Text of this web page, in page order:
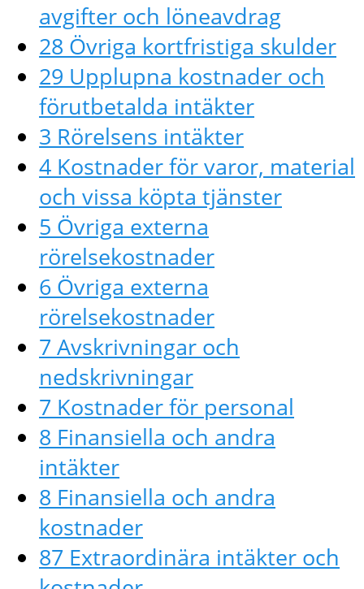
avgifter och löneavdrag
28 Övriga kortfristiga skulder
29 Upplupna kostnader och
förutbetalda intäkter
3 Rörelsens intäkter
4 Kostnader för varor, material
och vissa köpta tjänster
5 Övriga externa
rörelsekostnader
6 Övriga externa
rörelsekostnader
7 Avskrivningar och
nedskrivningar
7 Kostnader för personal
8 Finansiella och andra
intäkter
8 Finansiella och andra
kostnader
87 Extraordinära intäkter och